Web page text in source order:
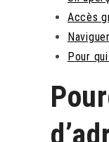
Accès
Pour